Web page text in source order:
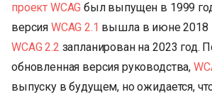
проект WCAG был выпущен в 1999
версия WCAG 2.1 вышла в июне 2018
WCAG 2.2 запланирован на 2023 год.
обновленная версия руководства,
выпуску в будущем, но ожидается,